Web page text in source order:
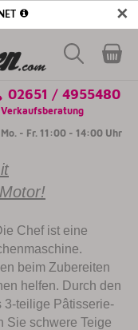
✕
02651 / 4955480
Verkaufsberatung
Mo. - Fr. 11:00 - 14:00 Uhr
Chef ist eine
beim Zubereiten
helfen. Durch den
3-teilige Pâtisserie-
Sie schwere Teige